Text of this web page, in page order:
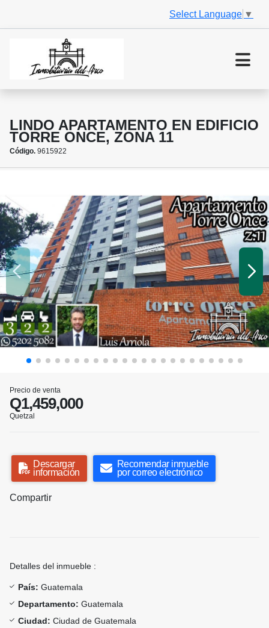
Select Language ▼
LINDO APARTAMENTO EN EDIFICIO
TORRE ONCE, ZONA 11
Código. 9615922
Precio de venta
Q1,459,000
Quetzal
Descargar
información
Recomendar inmueble
por correo electrónico
Compartir
Detalles del inmueble :
País: Guatemala
Departamento: Guatemala
Ciudad: Ciudad de Guatemala